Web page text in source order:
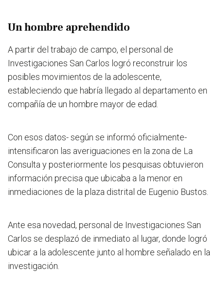
Un hombre aprehendido
A partir del trabajo de campo, el personal de
Investigaciones San Carlos logró reconstruir los
posibles movimientos de la adolescente,
estableciendo que habría llegado al departamento en
compañía de un hombre mayor de edad.
Con esos datos- según se informó oficialmente-
intensificaron las averiguaciones en la zona de La
Consulta y posteriormente los pesquisas obtuvieron
información precisa que ubicaba a la menor en
inmediaciones de la plaza distrital de Eugenio Bustos.
Ante esa novedad, personal de Investigaciones San
Carlos se desplazó de inmediato al lugar, donde logró
ubicar a la adolescente junto al hombre señalado en la
investigación.